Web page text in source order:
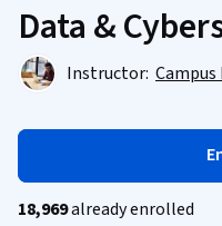
Data &
Instructor: Campus
18,969already enrolled